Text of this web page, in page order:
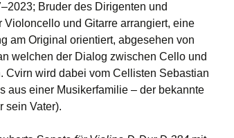
Bruder des Dirigenten und
und Gitarre arrangiert, eine
am Original orientiert, abgesehen von
welchen der Dialog zwischen Cello und
Cvirn wird dabei vom Cellisten Sebastian
aus einer Musikerfamilie – der bekannte
sein Vater).